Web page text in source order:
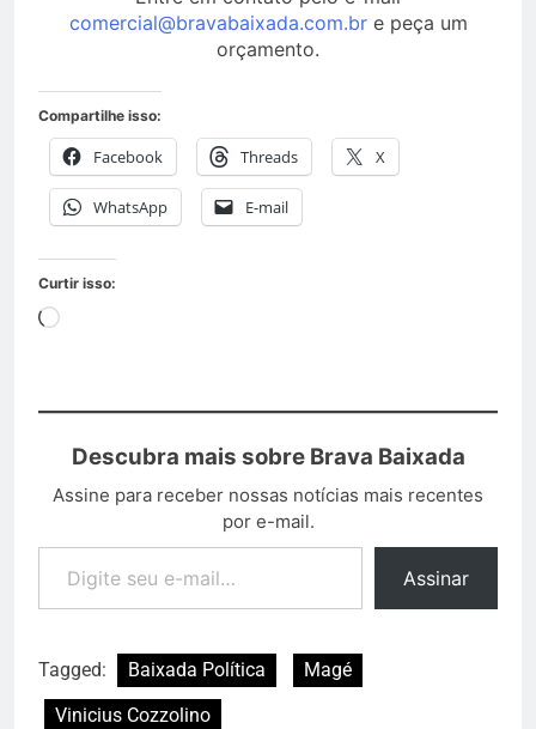
comercial@bravabaixada.com.bre peça um
orçamento.
Compartilhe isso:
Facebook Threads X
WhatsApp E-mail
Curtir isso:
Descubra mais sobre Brava Baixada
Assine para receber nossas notícias mais recentes
por e-mail.
Assinar
Tagged: Baixada Política
Magé
Vinicius Cozzolino